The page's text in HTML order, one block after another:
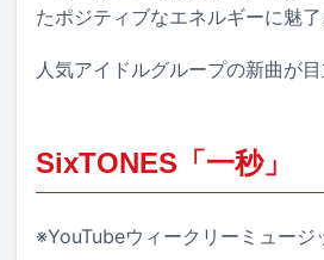
たポジティブなエネルギーに魅了
人気アイドルグループの新曲が
SixTONES「一秒」
※YouTubeウィークリーミュー